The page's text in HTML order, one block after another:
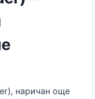
наричан още